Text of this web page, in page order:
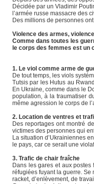
Décidée par un Vladimir
l’armée russe massacre des
Des millions de personnes
Violence des armes,
Comme dans toutes les
le corps des femmes est un
1. Le viol comme arme de
De tout temps, les viols
Tutsis par les Hutus au
En Ukraine, comme dans le
population, à la traumatiser
même agression le corps de
2. Location de ventres et
Des reportages ont montré
victimes des personnes qui
La situation d’Ukrainiennes
le pays, car ce serait une
3. Trafic de chair fraîche
Dans les gares et aux
réfugiées fuyant la guerre.
racket, d’enlèvement, de